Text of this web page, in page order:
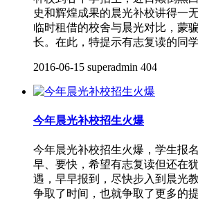
史和辉煌成果的晨光补校讲得一
临时租借的校舍与晨光对比，蒙
长。在此，特提示有志复读的同
2016-06-15 superadmin 404
今年晨光补校招生火爆
今年晨光补校招生火爆，学生报
早、要快，希望有志复读但还在
遇，早早报到，尽快步入到晨光
争取了时间，也就争取了更多的